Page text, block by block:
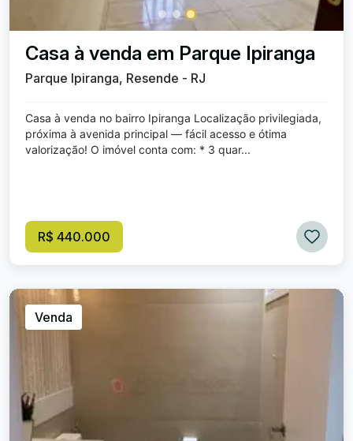
Casa à venda em Parque Ipiranga
Parque Ipiranga, Resende - RJ
Casa à venda no bairro Ipiranga Localização privilegiada,
próxima à avenida principal — fácil acesso e ótima
valorização! O imóvel conta com: * 3 quar...
R$ 440.000
Venda